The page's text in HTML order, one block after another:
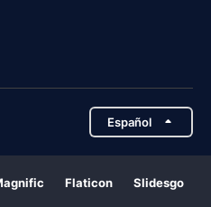
Español
Flaticon Slidesgo